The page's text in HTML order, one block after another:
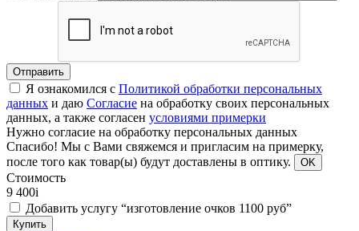
Отправить
Я ознакомился с Политикой обработки персональных
данных и даю Согласие на обработку своих персональных
данных, а также согласен условиями примерки
Нужно согласие на обработку персональных данных
Спасибо! Мы с Вами свяжемся и пригласим на примерку,
после того как товар(ы) будут доставлены в оптику.
OK
Стоимость
9 400i
Добавить услугу “изготовление очков 1100 руб”
Купить